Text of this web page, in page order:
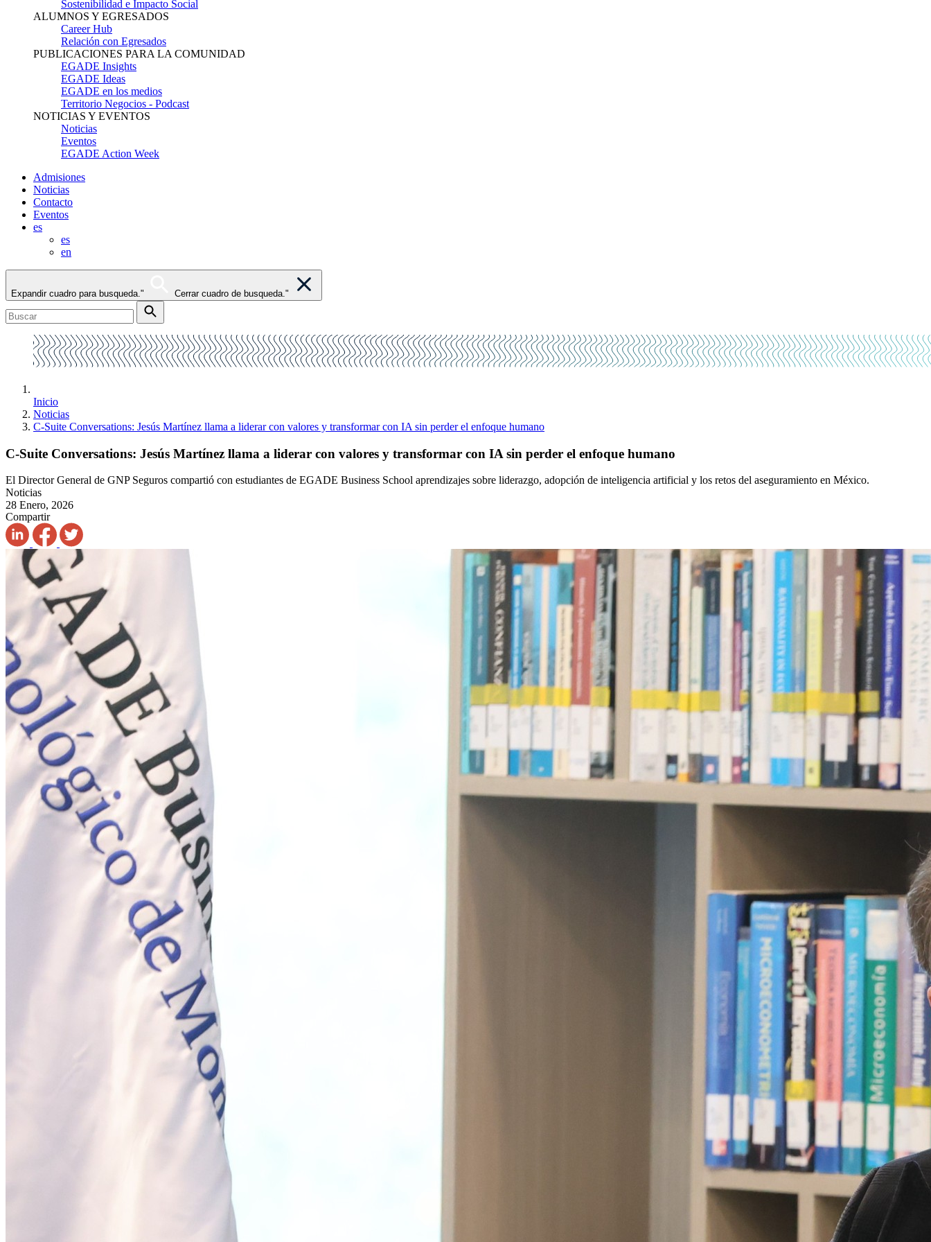
Sostenibilidad e Impacto Social
ALUMNOS Y EGRESADOS
Career Hub
Relación con Egresados
PUBLICACIONES PARA LA COMUNIDAD
EGADE Insights
EGADE Ideas
EGADE en los medios
Territorio Negocios - Podcast
NOTICIAS Y EVENTOS
Noticias
Eventos
EGADE Action Week
Admisiones
Noticias
Contacto
Eventos
es
es
en
Expandir cuadro para busqueda." Cerrar cuadro de busqueda."
Inicio
Noticias
C-Suite Conversations: Jesús Martínez llama a liderar con valores y transformar con IA sin perder el enfoque humano
C-Suite Conversations: Jesús Martínez llama a liderar con valores y transformar con IA sin perder el enfoque humano
El Director General de GNP Seguros compartió con estudiantes de EGADE Business School aprendizajes sobre liderazgo, adopción de inteligencia artificial y los retos del aseguramiento en México.
Noticias
28 Enero, 2026
Compartir